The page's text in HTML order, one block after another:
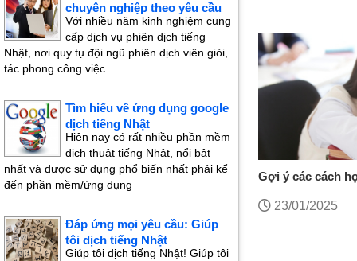
Gợi ý các cách
23/01/2025
chuyên nghiệp theo yêu cầu
Với nhiều năm kinh nghiệm cung
cấp dịch vụ phiên dịch tiếng
Nhật, nơi quy tụ đội ngũ phiên dịch viên giỏi,
tác phong công việc
Tìm hiểu về ứng dụng google
dịch tiếng Nhật
Hiện nay có rất nhiều phần mềm
dịch thuật tiếng Nhật, nổi bật
nhất và được sử dụng phổ biến nhất phải kể
đến phần mềm/ứng dụng
Đáp ứng mọi yêu cầu: Giúp
tôi dịch tiếng Nhật
Giúp tôi dịch tiếng Nhật! Giúp tôi